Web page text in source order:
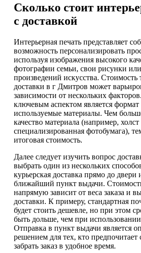
Сколько стоит
с доставкой
Интерьерная печать представляет
возможность персонализировать
используя изображения высокого
фотографии семьи, свои рисунки
произведений искусства. Стоимость
доставки в г Дмитров может
зависимости от нескольких
ключевым аспектом является формат
используемые материалы. Чем
качество материала (например,
специализированная фотобумага),
итоговая стоимость.
Далее следует изучить вопрос
выбрать один из нескольких
курьерская доставка прямо до двери
ближайший пункт выдачи.
напрямую зависит от веса заказа и
доставки. К примеру, стандартная
будет стоить дешевле, но при этом
быть дольше, чем при
Отправка в пункт выдачи является
решением для тех, кто предпочитает
забрать заказ в удобное время.